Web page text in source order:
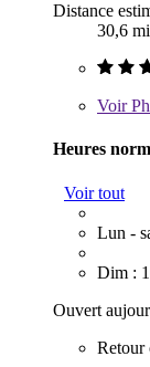
Distance
30,6
Voir
Heures
Voir tout
Lun -
Dim :
Ouvert
Retour